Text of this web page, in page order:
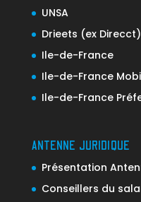
UNSA
Drieets (ex Direcct)
Ile-de-France
Ile-de-France
Ile-de-France
ANTENNE JURIDIQUE
Présentation
Conseillers du